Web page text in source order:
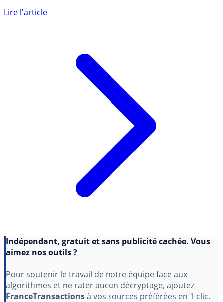
Lire l'article
Indépendant, gratuit et sans publicité cachée. Vous
aimez nos outils ?
Pour soutenir le travail de notre équipe face aux
algorithmes et ne rater aucun décryptage, ajoutez
FranceTransactionsà vos sources préférées en 1 clic.